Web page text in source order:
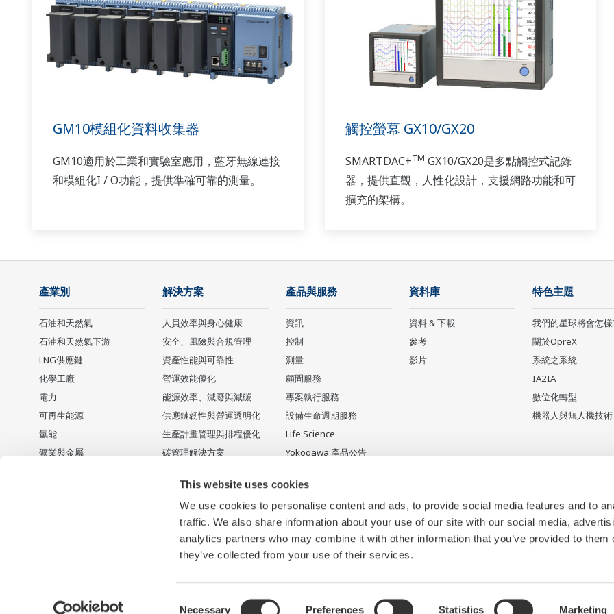
This website uses cookies
We use cookies to personalise content and ads, to provide social media features and to
traffic. We also share information about your use of our site with our social media,
analytics partners who may combine it with other information that you’ve provided to them
they’ve collected from your use of their services.
Necessary Preferences Statistics Marketing
GM10模組化資料收集器
GM10適用於工業和實驗室應用，藍牙無線連接
和模組化I / O功能，提供準確可靠的測量。
觸控螢幕 GX10/GX20
SMARTDAC+TM GX10/GX20是多點觸控式記錄
器，提供直觀，人性化設計，支援網路功能和可
擴充的架構。
產業別
石油和天然氣
石油和天然氣下游
LNG供應鏈
化學工廠
電力
可再生能源
氫能
礦業與金屬
解決方案
人員效率與身心健康
安全、風險與合規管理
資產性能與可靠性
營運效能優化
能源效率、減廢與減碳
供應鏈韌性與營運透明化
生產計畫管理與排程優化
碳管理解決方案
產品與服務
資訊
控制
測量
顧問服務
專案執行服務
設備生命週期服務
Life Science
Yokogawa 產品公告
資料庫
資料 & 下載
參考
影片
特色主題
我們的星球將會怎樣
關於OpreX
系統之系統
IA2IA
數位化轉型
機器人與無人機技術
使用條款 隱私聲明